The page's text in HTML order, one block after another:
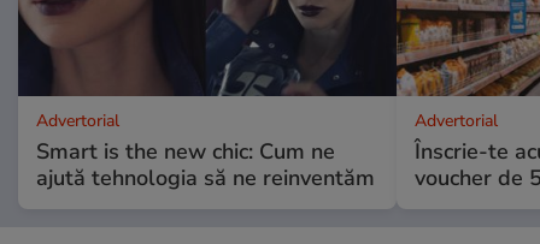
Advertorial
Smart is the new chic: Cum ne
ajută tehnologia să ne reinventăm
Advertorial
Înscrie-te
voucher de